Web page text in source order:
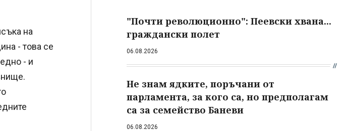
на
- това се
- и
"Почти революционно": Пеевски хвана...
граждански полет
06.08.2026
Не знам ядките, поръчани от
парламента, за кого са, но предполагам
са за семейство Баневи
06.08.2026